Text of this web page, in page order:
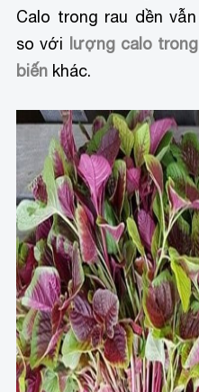
Calo trong rau dền
so với lượng calo
biến khác.